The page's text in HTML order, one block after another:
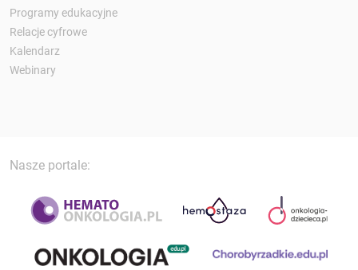
Programy edukacyjne
Relacje cyfrowe
Kalendarz
Webinary
Nasze portale: